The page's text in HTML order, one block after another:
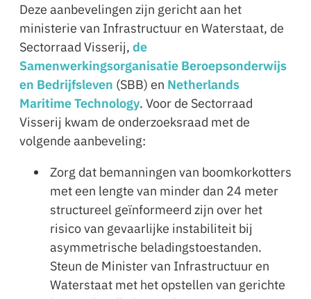
Deze aanbevelingen zijn gericht aan het
ministerie van Infrastructuur en Waterstaat, de
Sectorraad Visserij, de
Samenwerkingsorganisatie Beroepsonderwijs
en Bedrijfsleven (SBB) en Netherlands
Maritime Technology. Voor de Sectorraad
Visserij kwam de onderzoeksraad met de
volgende aanbeveling:
Zorg dat bemanningen van boomkorkotters
met een lengte van minder dan 24 meter
structureel geïnformeerd zijn over het
risico van gevaarlijke instabiliteit bij
asymmetrische beladingstoestanden.
Steun de Minister van Infrastructuur en
Waterstaat met het opstellen van gerichte